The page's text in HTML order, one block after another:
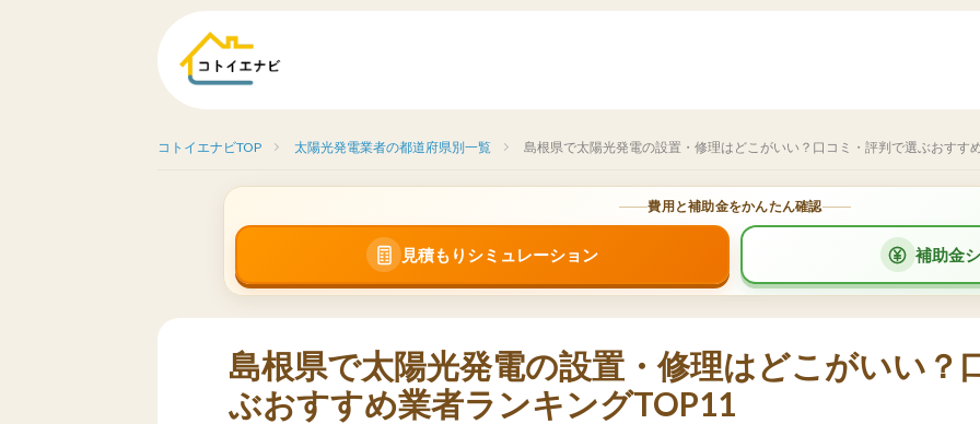
コトイエナビTOP 太陽光発電業者の都道府県別一覧 島根県で太陽光発電の設置・修理はどこがいい？口コミ・評判で選ぶおすす
費用と補助金をかんたん確認
見積もりシミュレーション 補助金
島根県で太陽光発電の設置・修理はどこがいい？
ぶおすすめ業者ランキングTOP11